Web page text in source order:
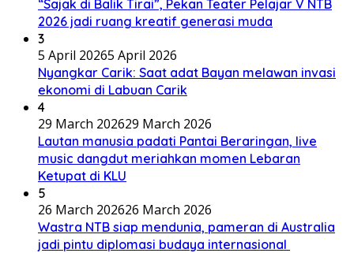
“Sajak di Balik Tirai”, Pekan Teater Pelajar V NTB
2026 jadi ruang kreatif generasi muda
3
5 April 20265 April 2026
Nyangkar Carik: Saat adat Bayan melawan invasi
ekonomi di Labuan Carik
4
29 March 202629 March 2026
Lautan manusia padati Pantai Beraringan, live
music dangdut meriahkan momen Lebaran
Ketupat di KLU
5
26 March 202626 March 2026
Wastra NTB siap mendunia, pameran di Australia
jadi pintu diplomasi budaya internasional